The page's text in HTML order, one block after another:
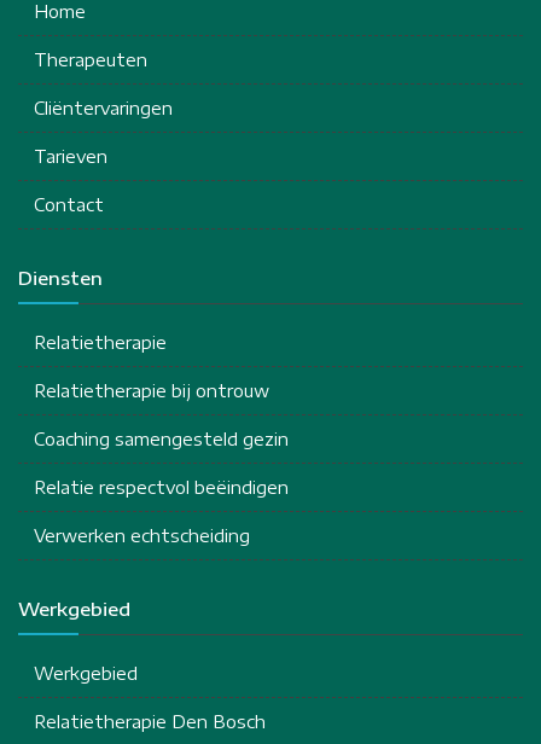
Home
Therapeuten
Cliëntervaringen
Tarieven
Contact
Diensten
Relatietherapie
Relatietherapie bij ontrouw
Coaching samengesteld gezin
Relatie respectvol beëindigen
Verwerken echtscheiding
Werkgebied
Werkgebied
Relatietherapie Den Bosch